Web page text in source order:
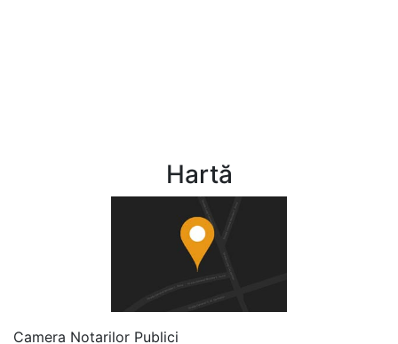
Hartă
Camera Notarilor Publici